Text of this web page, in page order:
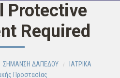
Protective
Required
ΣΗΜΑΝΣΗ ΔΑΠΕΔΟΥ
ΙΑΤΡΙΚΑ
Προστασίας